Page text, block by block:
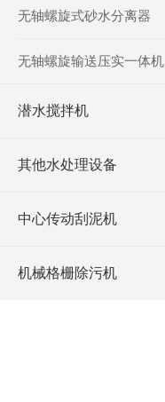
无轴螺旋式砂水分离器
无轴螺旋输送压实一体机
潜水搅拌机
其他水处理设备
中心传动刮泥机
机械格栅除污机